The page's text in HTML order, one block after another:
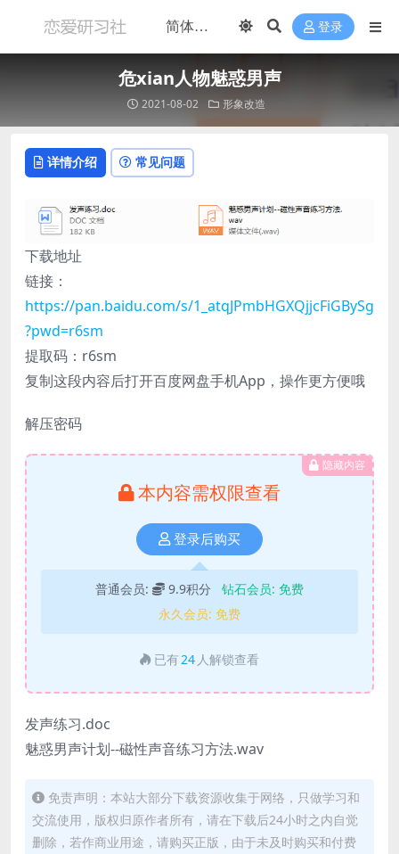
登录
危xian人物魅惑男声
2021-08-02 形象改造
详情介绍 常见问题
下载地址
链接：
https://pan.baidu.com/s/1_atqJPmbHGXQjjcFiGBySg
?pwd=r6sm
提取码：r6sm
复制这段内容后打开百度网盘手机App，操作更方便哦
解压密码
隐藏内容
本内容需权限查看
登录后购买
普通会员: 9.9积分 钻石会员: 免费
永久会员: 免费
已有 24 人解锁查看
发声练习.doc
魅惑男声计划--磁性声音练习方法.wav
免责声明：本站大部分下载资源收集于网络，只做学习和
交流使用，版权归原作者所有，请在下载后24小时之内自觉
删除，若作商业用途，请购买正版，由于未及时购买和付费